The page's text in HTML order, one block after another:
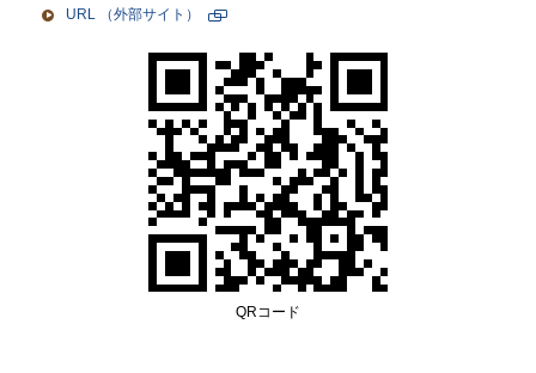
URL（外部サイト）
規
ー
ジ
で
開
き
ま
す
QRコード